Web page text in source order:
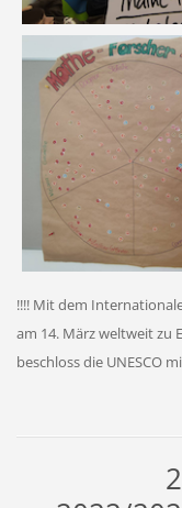
!!!! Mit dem
am 14. März weltweit zu
beschloss die UNESCO